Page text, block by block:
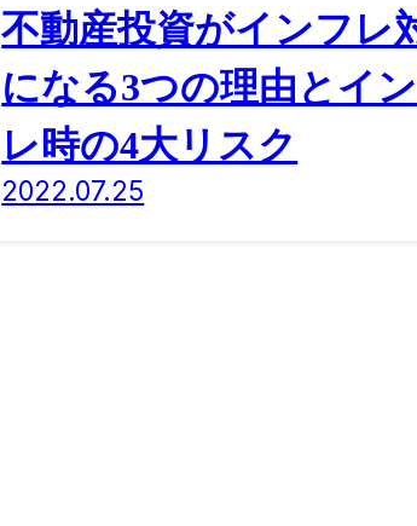
不動産投資がインフレ
になる3つの理由とイ
レ時の4大リスク
2022.07.25